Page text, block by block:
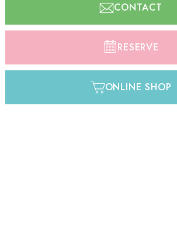
CONTACT
RESERVE
ONLINE SHOP